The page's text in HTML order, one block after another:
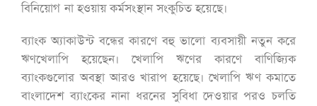
বিনিয়োগ না হওয়ায় কর্মসংস্থান সংকুচিত হয়েছে।
ব্যাংক অ্যাকাউন্ট বন্ধের কারণে বহু ভালো ব্যবসায়ী নতুন করে
ঋণখেলাপি হয়েছেন। খেলাপি ঋণের কারণে বাণিজ্যিক
ব্যাংকগুলোর অবস্থা আরও খারাপ হয়েছে। খেলাপি ঋণ কমাতে
বাংলাদেশ ব্যাংকের নানা ধরনের সুবিধা দেওয়ার পরও চলতি